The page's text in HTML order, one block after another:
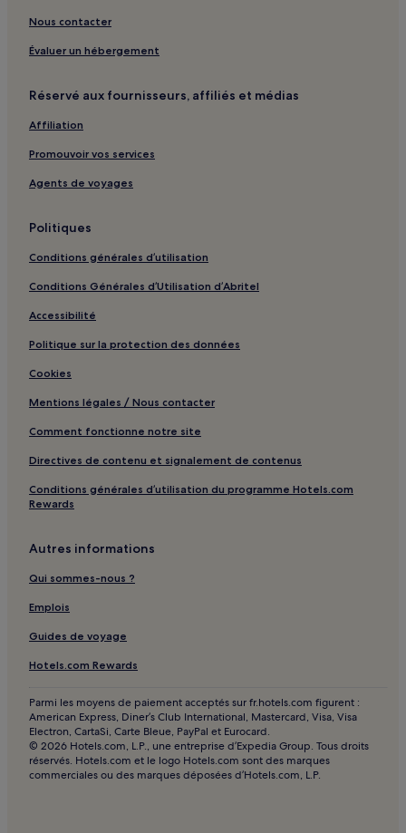
Nous contacter
Évaluer un hébergement
Réservé aux fournisseurs, affiliés et médias
Affiliation
Promouvoir vos services
Agents de voyages
Politiques
Conditions générales d’utilisation
Conditions Générales d’Utilisation d’Abritel
Accessibilité
Politique sur la protection des données
Cookies
Mentions légales / Nous contacter
Comment fonctionne notre site
Directives de contenu et signalement de contenus
Conditions générales d’utilisation du programme Hotels.com
Rewards
Autres informations
Qui sommes-nous ?
Emplois
Guides de voyage
Hotels.com Rewards
Parmi les moyens de paiement acceptés sur fr.hotels.com figurent :
American Express, Diner’s Club International, Mastercard, Visa, Visa
Electron, CartaSi, Carte Bleue, PayPal et Eurocard.
© 2026 Hotels.com, L.P., une entreprise d’Expedia Group. Tous droits
réservés. Hotels.com et le logo Hotels.com sont des marques
commerciales ou des marques déposées d’Hotels.com, L.P.